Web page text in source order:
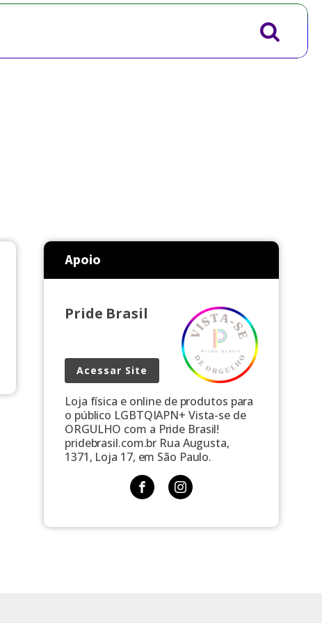
Apoio
Pride Brasil
Acessar Site
Loja física e online de produtos para
o público LGBTQIAPN+ Vista-se de
ORGULHO com a Pride Brasil!
pridebrasil.com.br Rua Augusta,
1371, Loja 17, em São Paulo.